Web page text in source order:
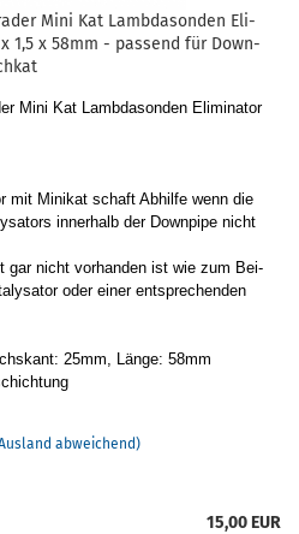
Mini Kat Lamb­da­son­den Eli­
1,5 x 58mm - pas­send für Down­
Mini Kat Lamb­da­son­den Eli­mi­na­tor
mit Mi­ni­kat schaft Ab­hil­fe wenn die
in­ner­halb der Down­pi­pe nicht
gar nicht vor­han­den ist wie zum Bei­
oder einer ent­spre­chen­den
25mm, Länge: 58mm
abweichend)
15,00 EUR